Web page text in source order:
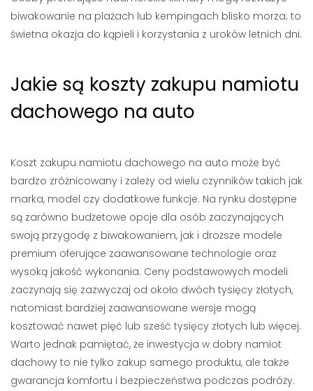
biwakowanie na plażach lub kempingach blisko morza; to
świetna okazja do kąpieli i korzystania z uroków letnich dni.
Jakie są koszty zakupu namiotu
dachowego na auto
Koszt zakupu namiotu dachowego na auto może być
bardzo zróżnicowany i zależy od wielu czynników takich jak
marka, model czy dodatkowe funkcje. Na rynku dostępne
są zarówno budżetowe opcje dla osób zaczynających
swoją przygodę z biwakowaniem, jak i droższe modele
premium oferujące zaawansowane technologie oraz
wysoką jakość wykonania. Ceny podstawowych modeli
zaczynają się zazwyczaj od około dwóch tysięcy złotych,
natomiast bardziej zaawansowane wersje mogą
kosztować nawet pięć lub sześć tysięcy złotych lub więcej.
Warto jednak pamiętać, że inwestycja w dobry namiot
dachowy to nie tylko zakup samego produktu, ale także
gwarancja komfortu i bezpieczeństwa podczas podróży.